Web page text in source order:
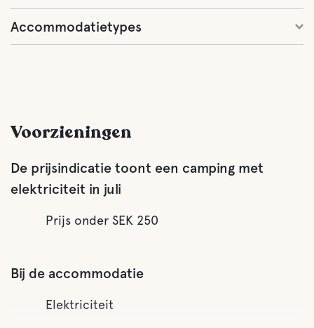
Accommodatietypes
Voorzieningen
De prijsindicatie toont een camping met
elektriciteit in juli
Prijs onder SEK 250
Bij de accommodatie
Elektriciteit